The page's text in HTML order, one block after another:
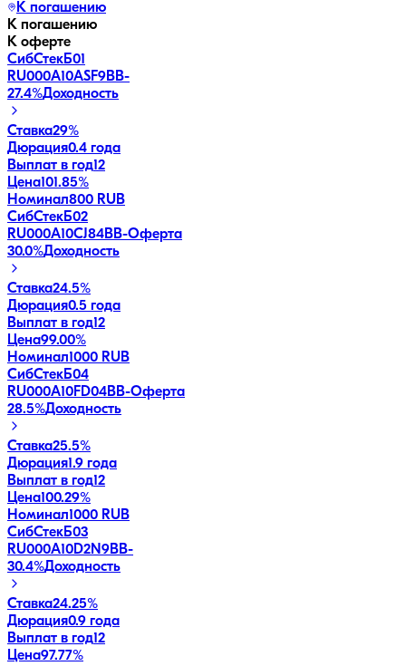
К погашению
К погашению
К оферте
СибСтекБ01
RU000A10ASF9BB-
27.4%Доходность
Ставка29%
Дюрация0.4 года
Выплат в год12
Цена101.85%
Номинал800 RUB
СибСтекБ02
RU000A10CJ84BB-Оферта
30.0%Доходность
Ставка24.5%
Дюрация0.5 года
Выплат в год12
Цена99.00%
Номинал1000 RUB
СибСтекБ04
RU000A10FD04BB-Оферта
28.5%Доходность
Ставка25.5%
Дюрация1.9 года
Выплат в год12
Цена100.29%
Номинал1000 RUB
СибСтекБ03
RU000A10D2N9BB-
30.4%Доходность
Ставка24.25%
Дюрация0.9 года
Выплат в год12
Цена97.77%